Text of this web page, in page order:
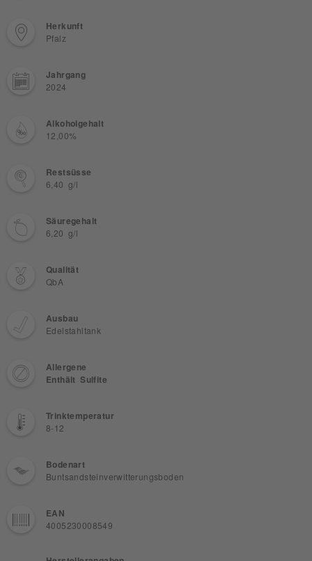
Herkunft
Pfalz
Jahrgang
2024
Alkoholgehalt
12,00%
Restsüsse
6,40 g/l
Säuregehalt
6,20 g/l
Qualität
QbA
Ausbau
Edelstahltank
Allergene
Enthält Sulfite
Trinktemperatur
8-12
Bodenart
Buntsandsteinverwitterungsboden
EAN
4005230008549